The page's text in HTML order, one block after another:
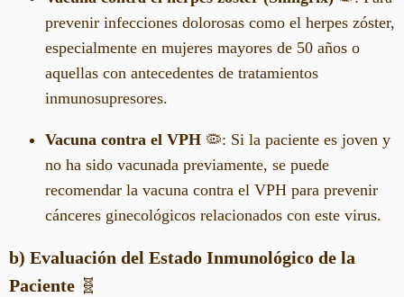
prevenir infecciones dolorosas como el herpes zóster,
especialmente en mujeres mayores de 50 años o
aquellas con antecedentes de tratamientos
inmunosupresores.
Vacuna contra el VPH 🦠: Si la paciente es joven y
no ha sido vacunada previamente, se puede
recomendar la vacuna contra el VPH para prevenir
cánceres ginecológicos relacionados con este virus.
b) Evaluación del Estado Inmunológico de la
Paciente 🧬